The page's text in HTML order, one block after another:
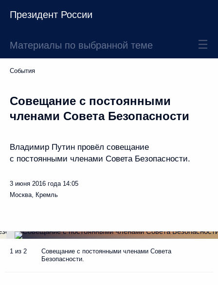
Президент России
Материалы по выбранной теме
События
Совещание с постоянными
членами Совета Безопасности
Владимир Путин провёл совещание
с постоянными членами Совета Безопасности.
3 июня 2016 года 14:05
Москва, Кремль
1 из 2
Совещание с постоянными членами Совета
Безопасности.